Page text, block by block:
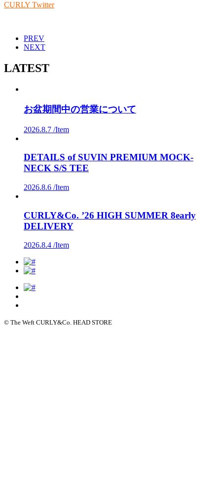
CURLY Twitter
PREV
NEXT
LATEST
お盆期間中の営業について
2026.8.7 /Item
DETAILS of SUVIN PREMIUM MOCK-
NECK S/S TEE
2026.8.6 /Item
CURLY&Co. ’26 HIGH SUMMER 8early
DELIVERY
2026.8.4 /Item
© The Weft CURLY&Co. HEAD STORE